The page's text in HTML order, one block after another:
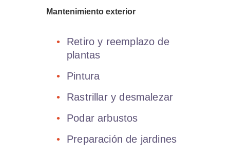
Mantenimiento exterior
Retiro y reemplazo de
plantas
Pintura
Rastrillar y desmalezar
Podar arbustos
Preparación de jardines